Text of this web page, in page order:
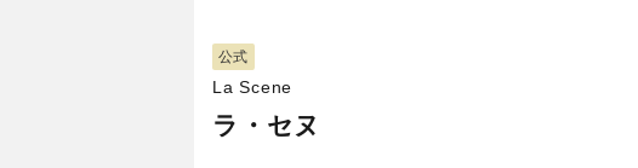
公式
La Scene
ラ・セヌ